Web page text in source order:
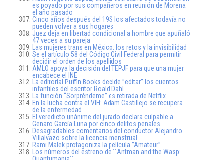
es poyado por sus compañeros en reunión de Morena
el año pasado
Cinco años después del 19S los afectados todavía no
pueden volver a sus hogares
Juez deja en libertad condicional a hombre que apuñaló
47 veces a su pareja
Las mujeres trans en México: los retos y la invisibilidad
Se el artículo 58 del Código Civil Federal para permitir
decidir el orden de los apellidos
AMLO apoya la decisión del TEPJF para que una mujer
encabece el INE
La editorial Puffin Books decide ”editar” los cuentos
infantiles del escritor Roald Dahl
La función “Sorpréndeme” es retirada de Netflix
En la lucha contra el VIH: Adam Castillejo se recupera
de la enfermedad
El veredicto unánime del jurado declara culpable a
Genaro García Luna por cinco delitos penales
Desagradables comentarios del conductor Alejandro
Villalvazo sobre la licencia menstrual
Rami Malek protagoniza la película ”Amateur”
Los números del estreno de ´´Antman and the Wasp: